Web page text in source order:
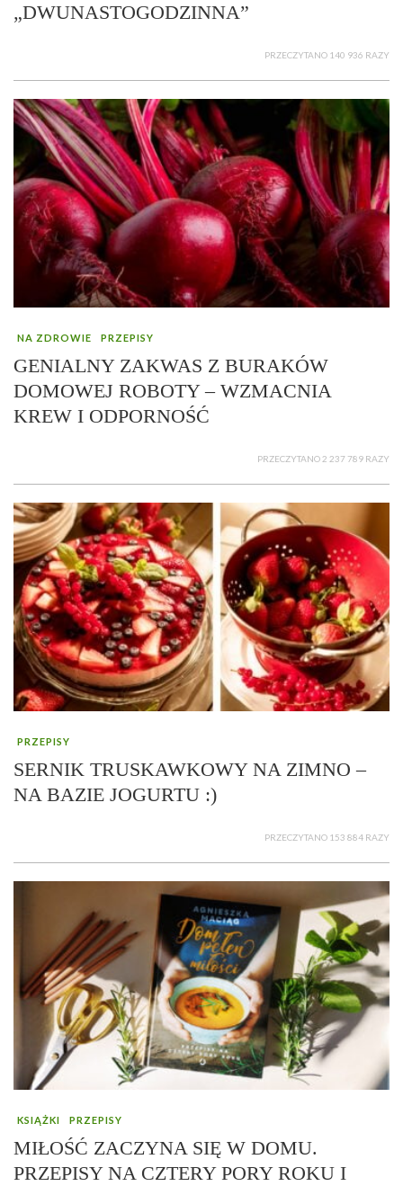
„DWUNASTOGODZINNA”
PRZECZYTANO 140 936 RAZY
NA ZDROWIE PRZEPISY
GENIALNY ZAKWAS Z BURAKÓW
DOMOWEJ ROBOTY – WZMACNIA
KREW I ODPORNOŚĆ
PRZECZYTANO 2 237 789 RAZY
PRZEPISY
SERNIK TRUSKAWKOWY NA ZIMNO –
NA BAZIE JOGURTU :)
PRZECZYTANO 153 884 RAZY
KSIĄŻKI PRZEPISY
MIŁOŚĆ ZACZYNA SIĘ W DOMU.
PRZEPISY NA CZTERY PORY ROKU I